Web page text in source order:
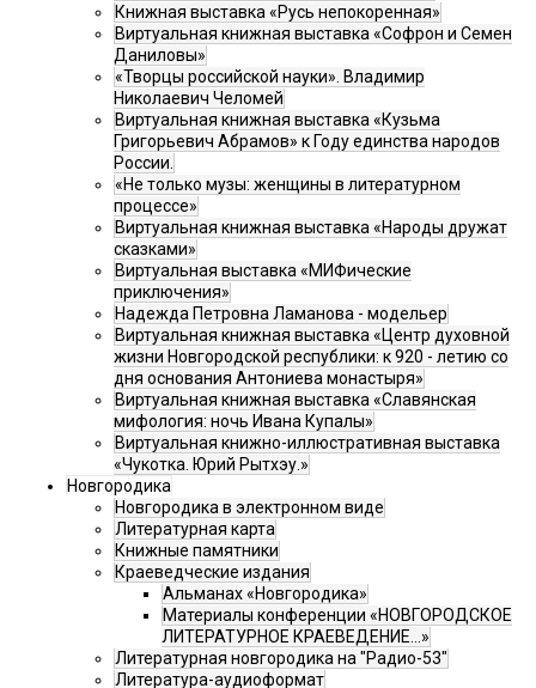
Книжная выставка «Русь непокоренная»
Виртуальная книжная выставка «Софрон и Семен
Даниловы»
«Творцы российской науки». Владимир
Николаевич Челомей
Виртуальная книжная выставка «Кузьма
Григорьевич Абрамов» к Году единства народов
России.
«Не только музы: женщины в литературном
процессе»
Виртуальная книжная выставка «Народы дружат
сказками»
Виртуальная выставка «МИФические
приключения»
Надежда Петровна Ламанова - модельер
Виртуальная книжная выставка «Центр духовной
жизни Новгородской республики: к 920 - летию со
дня основания Антониева монастыря»
Виртуальная книжная выставка «Славянская
мифология: ночь Ивана Купалы»
Виртуальная книжно-иллюстративная выставка
«Чукотка. Юрий Рытхэу.»
Новгородика
Новгородика в электронном виде
Литературная карта
Книжные памятники
Краеведческие издания
Альманах «Новгородика»
Материалы конференции «НОВГОРОДСКОЕ
ЛИТЕРАТУРНОЕ КРАЕВЕДЕНИЕ...»
Литературная новгородика на "Радио-53"
Литература-аудиоформат